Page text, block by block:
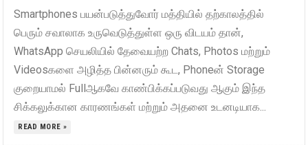
Smartphones பயன்படுத்துவோர் மத்தியில் தற்காலத்தில்
பெரும் சவாலாக உருவெடுத்துள்ள ஒரு விடயம் தான்,
WhatsApp செயலியில் தேவையற்ற Chats, Photos மற்றும்
Videosகளை அழித்த பின்னரும் கூட, Phoneன் Storage
குறையாமல் Fullஆகவே காண்பிக்கப்படுவது ஆகும் இந்த
சிக்கலுக்கான காரணங்கள் மற்றும் அதனை உடனடியாக...
READ MORE »